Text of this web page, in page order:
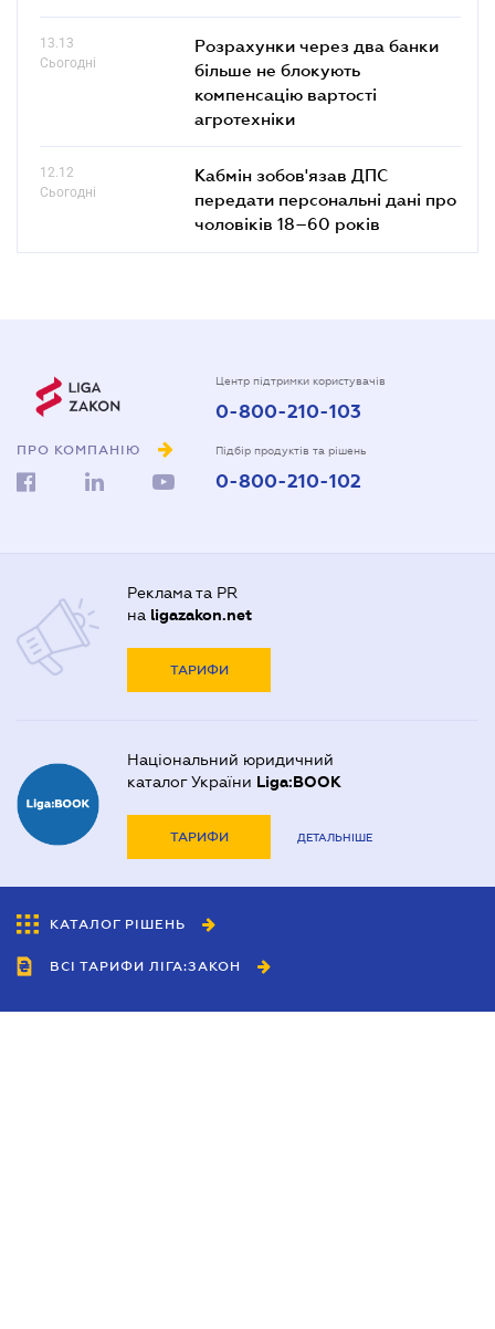
13.13
Сьогодні
Розрахунки через два банки
більше не блокують
компенсацію вартості
агротехніки
12.12
Сьогодні
Кабмін зобов'язав ДПС
передати персональні дані про
чоловіків 18–60 років
ПРО КОМПАНІЮ
Центр підтримки користувачів
0-800-210-103
Підбір продуктів та рішень
0-800-210-102
Реклама та PR
на ligazakon.net
ТАРИФИ
Національний юридичний
каталог України Liga:BOOK
ТАРИФИ ДЕТАЛЬНІШЕ
КАТАЛОГ РІШЕНЬ
ВСІ ТАРИФИ ЛІГА:ЗАКОН